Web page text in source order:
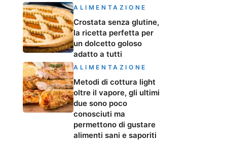
ALIMENTAZIONE
Crostata senza glutine,
la ricetta perfetta per
un dolcetto goloso
adatto a tutti
ALIMENTAZIONE
Metodi di cottura light
oltre il vapore, gli ultimi
due sono poco
conosciuti ma
permettono di gustare
alimenti sani e saporiti